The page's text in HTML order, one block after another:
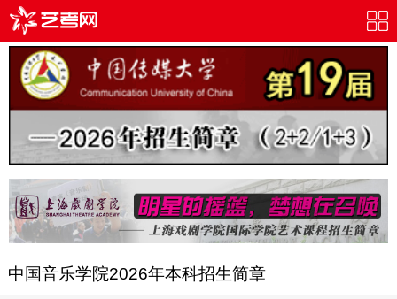
中国音乐学院2026年本科招生简章